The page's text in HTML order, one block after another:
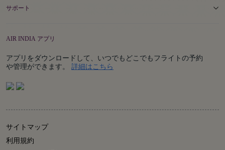
サポート
AIR INDIA アプリ
アプリをダウンロードして、いつでもどこでもフライトの予約
や管理ができます。 詳細はこちら
サイトマップ
利用規約